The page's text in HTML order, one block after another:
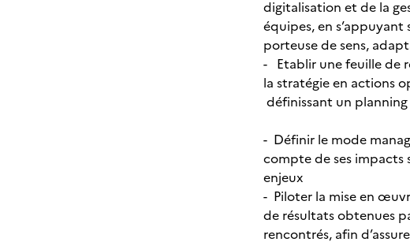
digitalisation et de la
équipes, en
porteuse de sens,
- Etablir une feuille de
la stratégie en actions
définissant un
- Définir le mode
compte de ses impacts
enjeux
- Piloter la mise en
de résultats obtenues
rencontrés, afin